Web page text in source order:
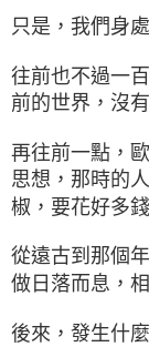
只是，我們身
往前也不過一
前的世界，沒
再往前一點，
思想，那時的
椒，要花好多
從遠古到那個
做日落而息，
後來，發生什